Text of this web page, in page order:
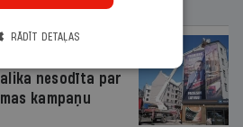
nesodīta par
kampaņu
RĀDĪT DETAĻAS